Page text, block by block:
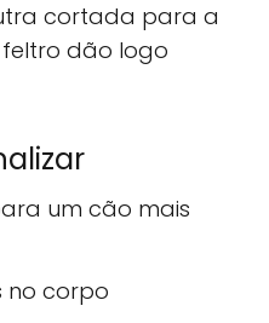
cortada para a
dão logo
um cão mais
no corpo